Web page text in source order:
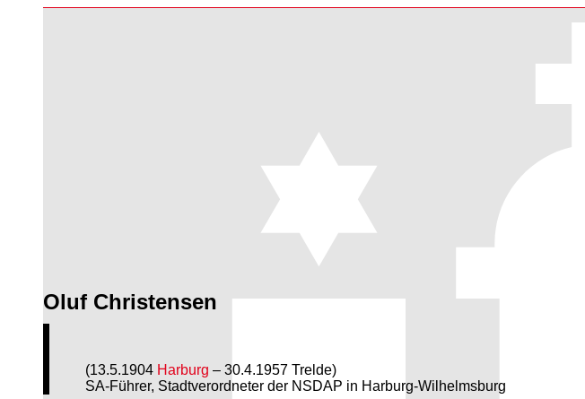
Oluf Christensen
(13.5.1904 Harburg – 30.4.1957 Trelde)
SA-Führer, Stadtverordneter der NSDAP in Harburg-Wilhelmsburg